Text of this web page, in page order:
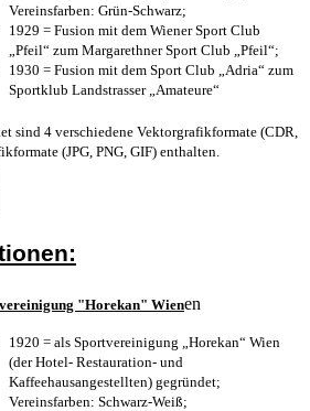
Vereinsfarben: Grün-Schwarz;
1929 = Fusion mit dem Wiener Sport Club
„Pfeil“ zum Margarethner Sport Club „Pfeil“;
1930 = Fusion mit dem Sport Club „Adria“ zum
Sportklub Landstrasser „Amateure“
sind 4 verschiedene Vektorgrafikformate (CDR,
(JPG, PNG, GIF) enthalten.
"Horekan" Wienen
1920 = als Sportvereinigung „Horekan“ Wien
(der Hotel- Restauration- und
Kaffeehausangestellten) gegründet;
Vereinsfarben: Schwarz-Weiß;